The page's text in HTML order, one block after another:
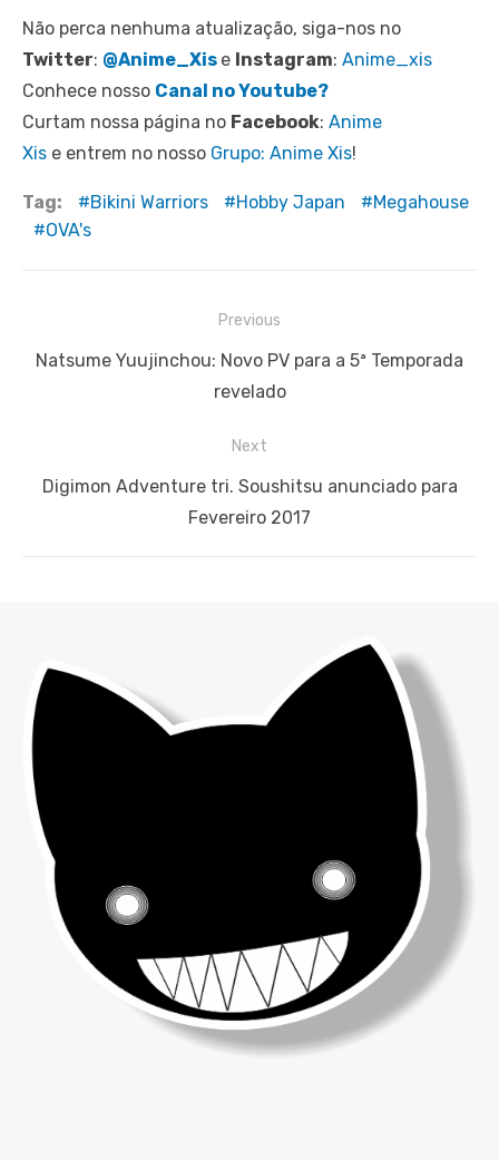
Não perca nenhuma atualização, siga-nos no
Twitter: @Anime_Xis e Instagram: Anime_xis
Conhece nosso Canal no Youtube?
Curtam nossa página no Facebook: Anime
Xis e entrem no nosso Grupo: Anime Xis!
Tag: Bikini Warriors Hobby Japan
Megahouse
OVA's
de
Previous
Previous
Natsume Yuujinchou: Novo PV para a 5ª Temporada
revelado
Next
Next
Digimon Adventure tri. Soushitsu anunciado para
Fevereiro 2017